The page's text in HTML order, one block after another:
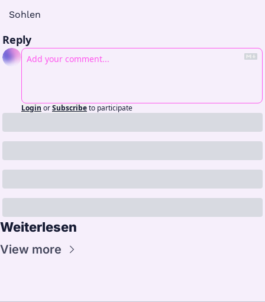
Sohlen
Reply
Login orSubscribeto participate
Weiterlesen
View more